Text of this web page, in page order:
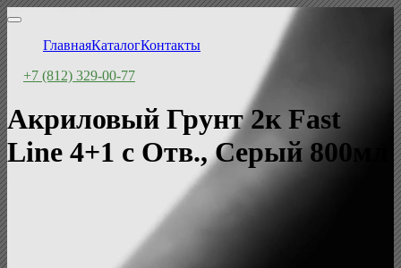
ГлавнаяКаталогКонтакты
+7 (812) 329-00-77
Акриловый Грунт 2к Fast
Line 4+1 с Отв., Серый 800мл